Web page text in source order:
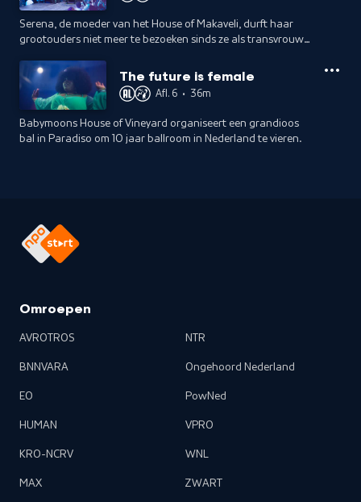
Serena, de moeder van het House of Makaveli, durft haar
grootouders niet meer te bezoeken sinds ze als transvrouw
The future is female
Afl. 6 • 36m
Babymoons House of Vineyard organiseert een grandioos
bal in Paradiso om 10 jaar ballroom in Nederland te vieren.
Omroepen
AVROTROS
BNNVARA
EO
HUMAN
KRO-NCRV
MAX
NTR
Ongehoord Nederland
PowNed
VPRO
WNL
ZWART